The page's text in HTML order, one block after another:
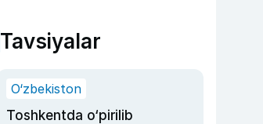
Tavsiyalar
O‘zbekiston
Toshkentda o‘pirilib